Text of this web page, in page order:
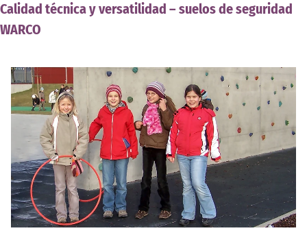
Calidad técnica y versatilidad – suelos de seguridad
WARCO